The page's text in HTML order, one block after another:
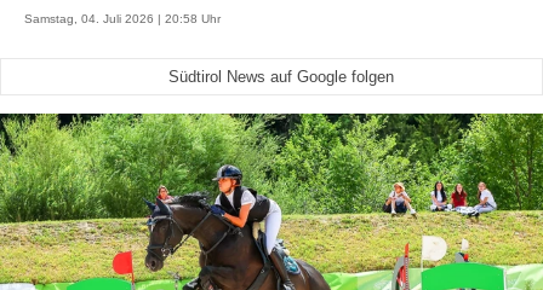
Samstag, 04. Juli 2026 | 20:58 Uhr
Südtirol News auf Google folgen